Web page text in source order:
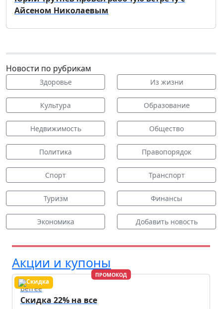
Айсеном Николаевым
Новости по рубрикам
Здоровье Из жизни
Культура Образование
Недвижимость Общество
Политика Правопорядок
Спорт Транспорт
Туризм Финансы
Экономика Добавить новость
Акции и купоны
ПРОМОКОД
Befree
Скидка 22% на все